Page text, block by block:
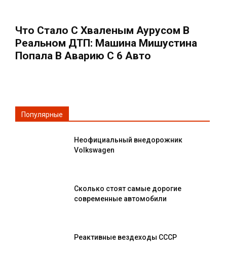
Что Стало С Хваленым Аурусом В
Реальном ДТП: Машина Мишустина
Попала В Аварию С 6 Авто
Популярные
Неофициальный внедорожник
Volkswagen
Сколько стоят самые дорогие
современные автомобили
Реактивные вездеходы СССР